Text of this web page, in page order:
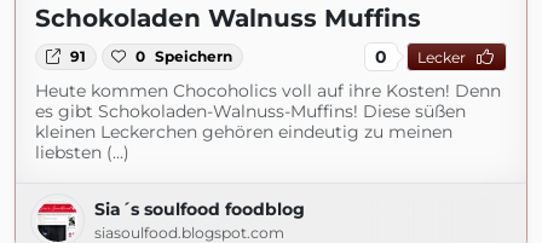
Schokoladen Walnuss Muffins
91 0 Speichern 0 Lecker
Heute kommen Chocoholics voll auf ihre Kosten! Denn
es gibt Schokoladen-Walnuss-Muffins! Diese süßen
kleinen Leckerchen gehören eindeutig zu meinen
liebsten (...)
Sia´s soulfood foodblog
siasoulfood.blogspot.com